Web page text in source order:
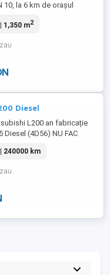
10, la 6 km de orașul
Terenul are
m (atelier, depozit,
aproximativ 600 m de
...
1,350 m2
Diesel
L200 an fabricație
Diesel (4D56) NU FAC
fiind complet
cât și tehnic. Oferă
și performanță ideală
teren! Caroserie:
...
240000 km